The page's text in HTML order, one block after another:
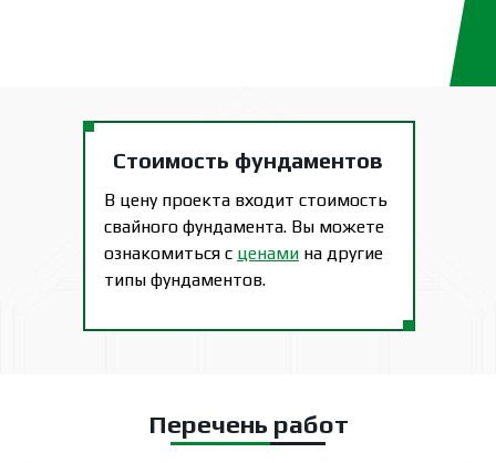
В цену проекта входит стоимость
свайного фундамента. Вы можете
ознакомиться с ценами на другие
типы фундаментов.
Стоимость фундаментов
Перечень работ